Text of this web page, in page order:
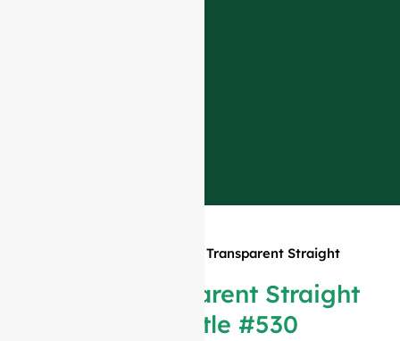
750ml Transparent Straight
750ml Transparent Straight
Bordeaux Bottle #530